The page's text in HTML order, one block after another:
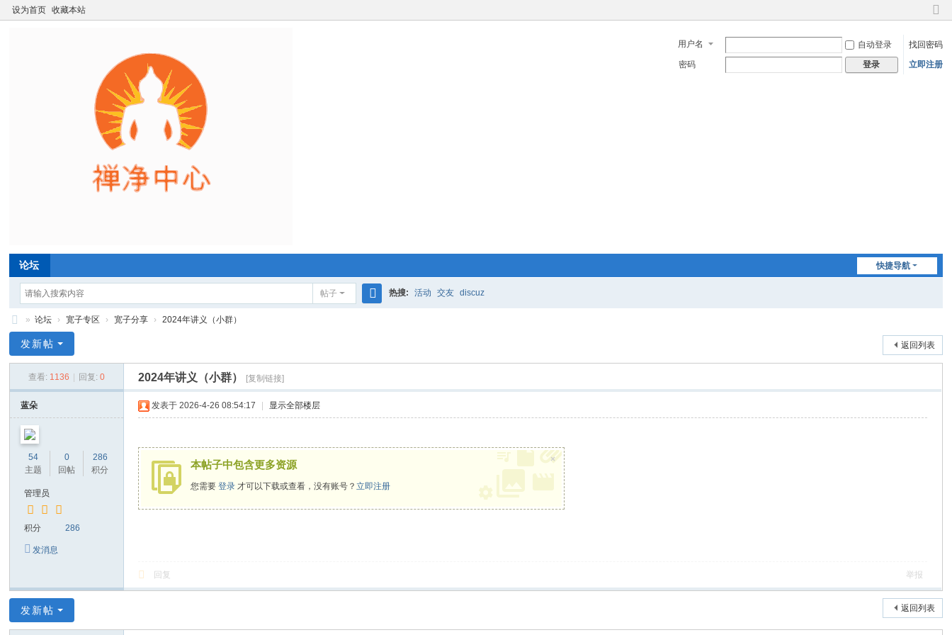
设为首页 收藏本站
切
到
窄
用户名 自动登录
找回密码
密码
登录 立即注册
快捷导航
论坛
帖子 热搜: 活动 交友 discuz
净
心
» 论坛 › 宽子专区 › 宽子分享 › 2024年讲义（小群）
返回列表
发新帖
查看: 1136 回复: 0 2024年讲义（小群） [复制链接]
蓝朵
54
主题
0
回帖
286
积分
管理员
积分 286
发消息
发表于 2026-4-26 08:54:17 显示全部楼层
本帖子中包含更多资源
您需要登录 才可以下载或查看，没有账号？立即注册
×
回复 举报
返回列表
发新帖